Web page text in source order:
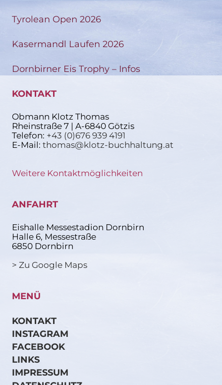
Tyrolean Open 2026
Kasermandl Laufen 2026
Dornbirner Eis Trophy – Infos
KONTAKT
Obmann Klotz Thomas
Rheinstraße 7 | A-6840 Götzis
Telefon: +43 (0)676 939 4191
E-Mail: thomas@klotz-buchhaltung.at
Weitere Kontaktmöglichkeiten
ANFAHRT
Eishalle Messestadion Dornbirn
Halle 6, Messestraße
6850 Dornbirn
> Zu Google Maps
MENÜ
KONTAKT
INSTAGRAM
FACEBOOK
LINKS
IMPRESSUM